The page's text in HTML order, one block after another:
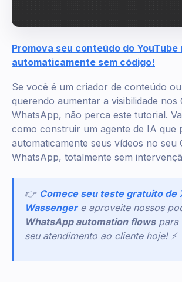
Promova seu conteúdo do
automaticamente sem código!
Se você é um criador de conteúdo
querendo aumentar a visibilidade nos
WhatsApp, não perca este tutorial.
como construir um agente de IA que
automaticamente seus vídeos no seu
WhatsApp, totalmente sem
👉 Comece seu teste gratuito de
Wassenger e aproveite nossos
WhatsApp automation flows para
seu atendimento ao cliente hoje! ⚡